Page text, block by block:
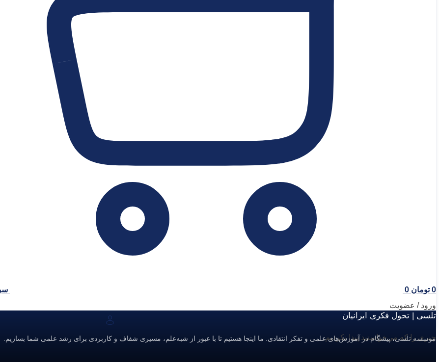
0 تومان 0
ورود / عضویت
چیزی را که می‌خواستید پیدا نکردیم.
تلسی | تحول فکری ایرانیان
موسسه تلسی، پیشگام در آموزش‌های علمی و تفکر انتقادی. ما اینجا هستیم تا با عبور از شبه‌علم، مسیری شفاف و کاربردی برای رشد علمی شما بسازیم.